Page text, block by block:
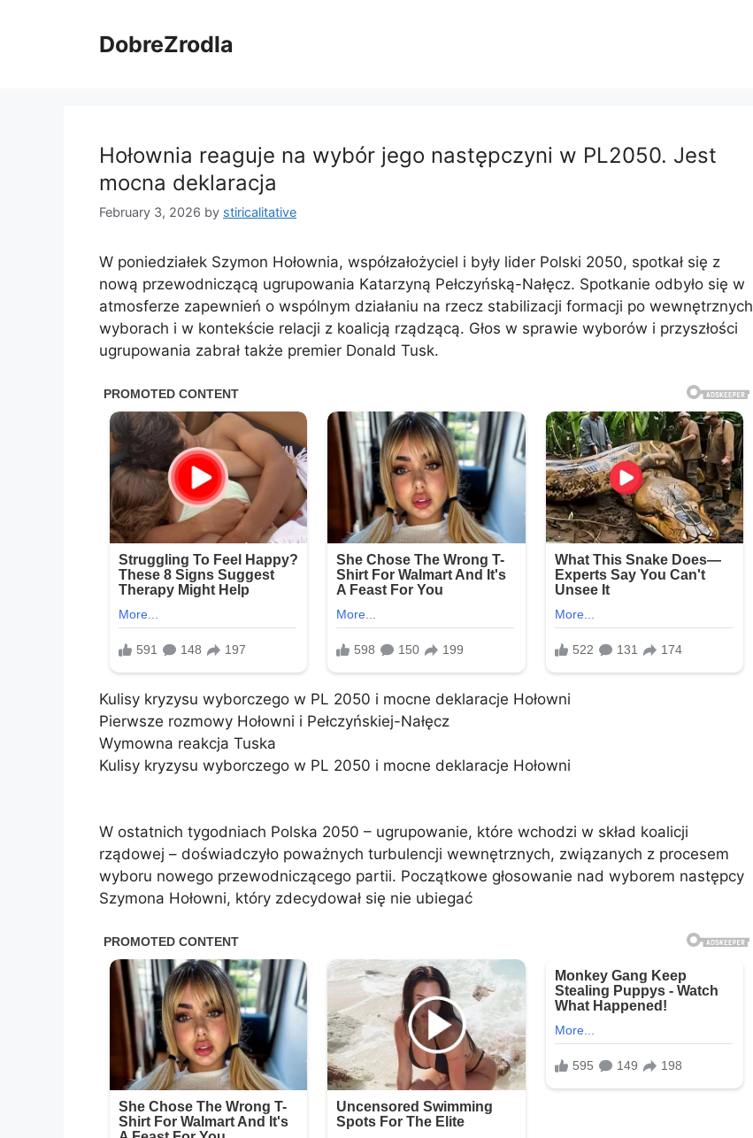
DobreZrodla
Hołownia reaguje na wybór jego następczyni w PL2050. Jest
mocna deklaracja
February 3, 2026 by stiricalitative
W poniedziałek Szymon Hołownia, współzałożyciel i były lider Polski 2050, spotkał się z
nową przewodniczącą ugrupowania Katarzyną Pełczyńską-Nałęcz. Spotkanie odbyło się w
atmosferze zapewnień o wspólnym działaniu na rzecz stabilizacji formacji po wewnętrznych
wyborach i w kontekście relacji z koalicją rządzącą. Głos w sprawie wyborów i przyszłości
ugrupowania zabrał także premier Donald Tusk.
Kulisy kryzysu wyborczego w PL 2050 i mocne deklaracje Hołowni
Pierwsze rozmowy Hołowni i Pełczyńskiej-Nałęcz
Wymowna reakcja Tuska
Kulisy kryzysu wyborczego w PL 2050 i mocne deklaracje Hołowni
W ostatnich tygodniach Polska 2050 – ugrupowanie, które wchodzi w skład koalicji
rządowej – doświadczyło poważnych turbulencji wewnętrznych, związanych z procesem
wyboru nowego przewodniczącego partii. Początkowe głosowanie nad wyborem następcy
Szymona Hołowni, który zdecydował się nie ubiegać